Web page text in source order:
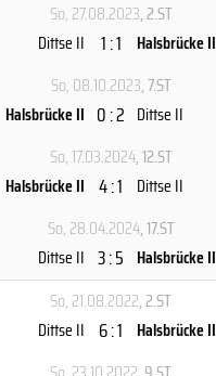
So, 27.08.2023, 2.ST
Dittse II
1 : 1
Halsbrücke II
So, 08.10.2023, 7.ST
Halsbrücke II 0 : 2 Dittse II
So, 17.03.2024, 12.ST
Halsbrücke II 4 : 1 Dittse II
So, 28.04.2024, 17.ST
Dittse II 3 : 5 Halsbrücke II
So, 21.08.2022, 2.ST
Dittse II 6 : 1 Halsbrücke II